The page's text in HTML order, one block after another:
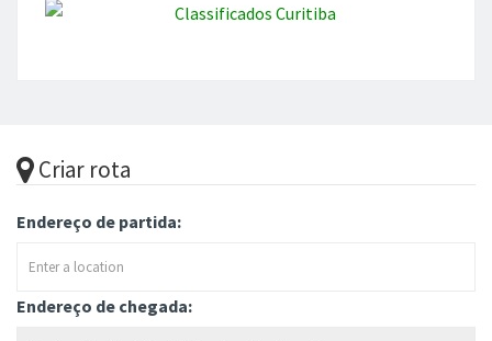
Criar rota
Endereço de partida:
Endereço de chegada: